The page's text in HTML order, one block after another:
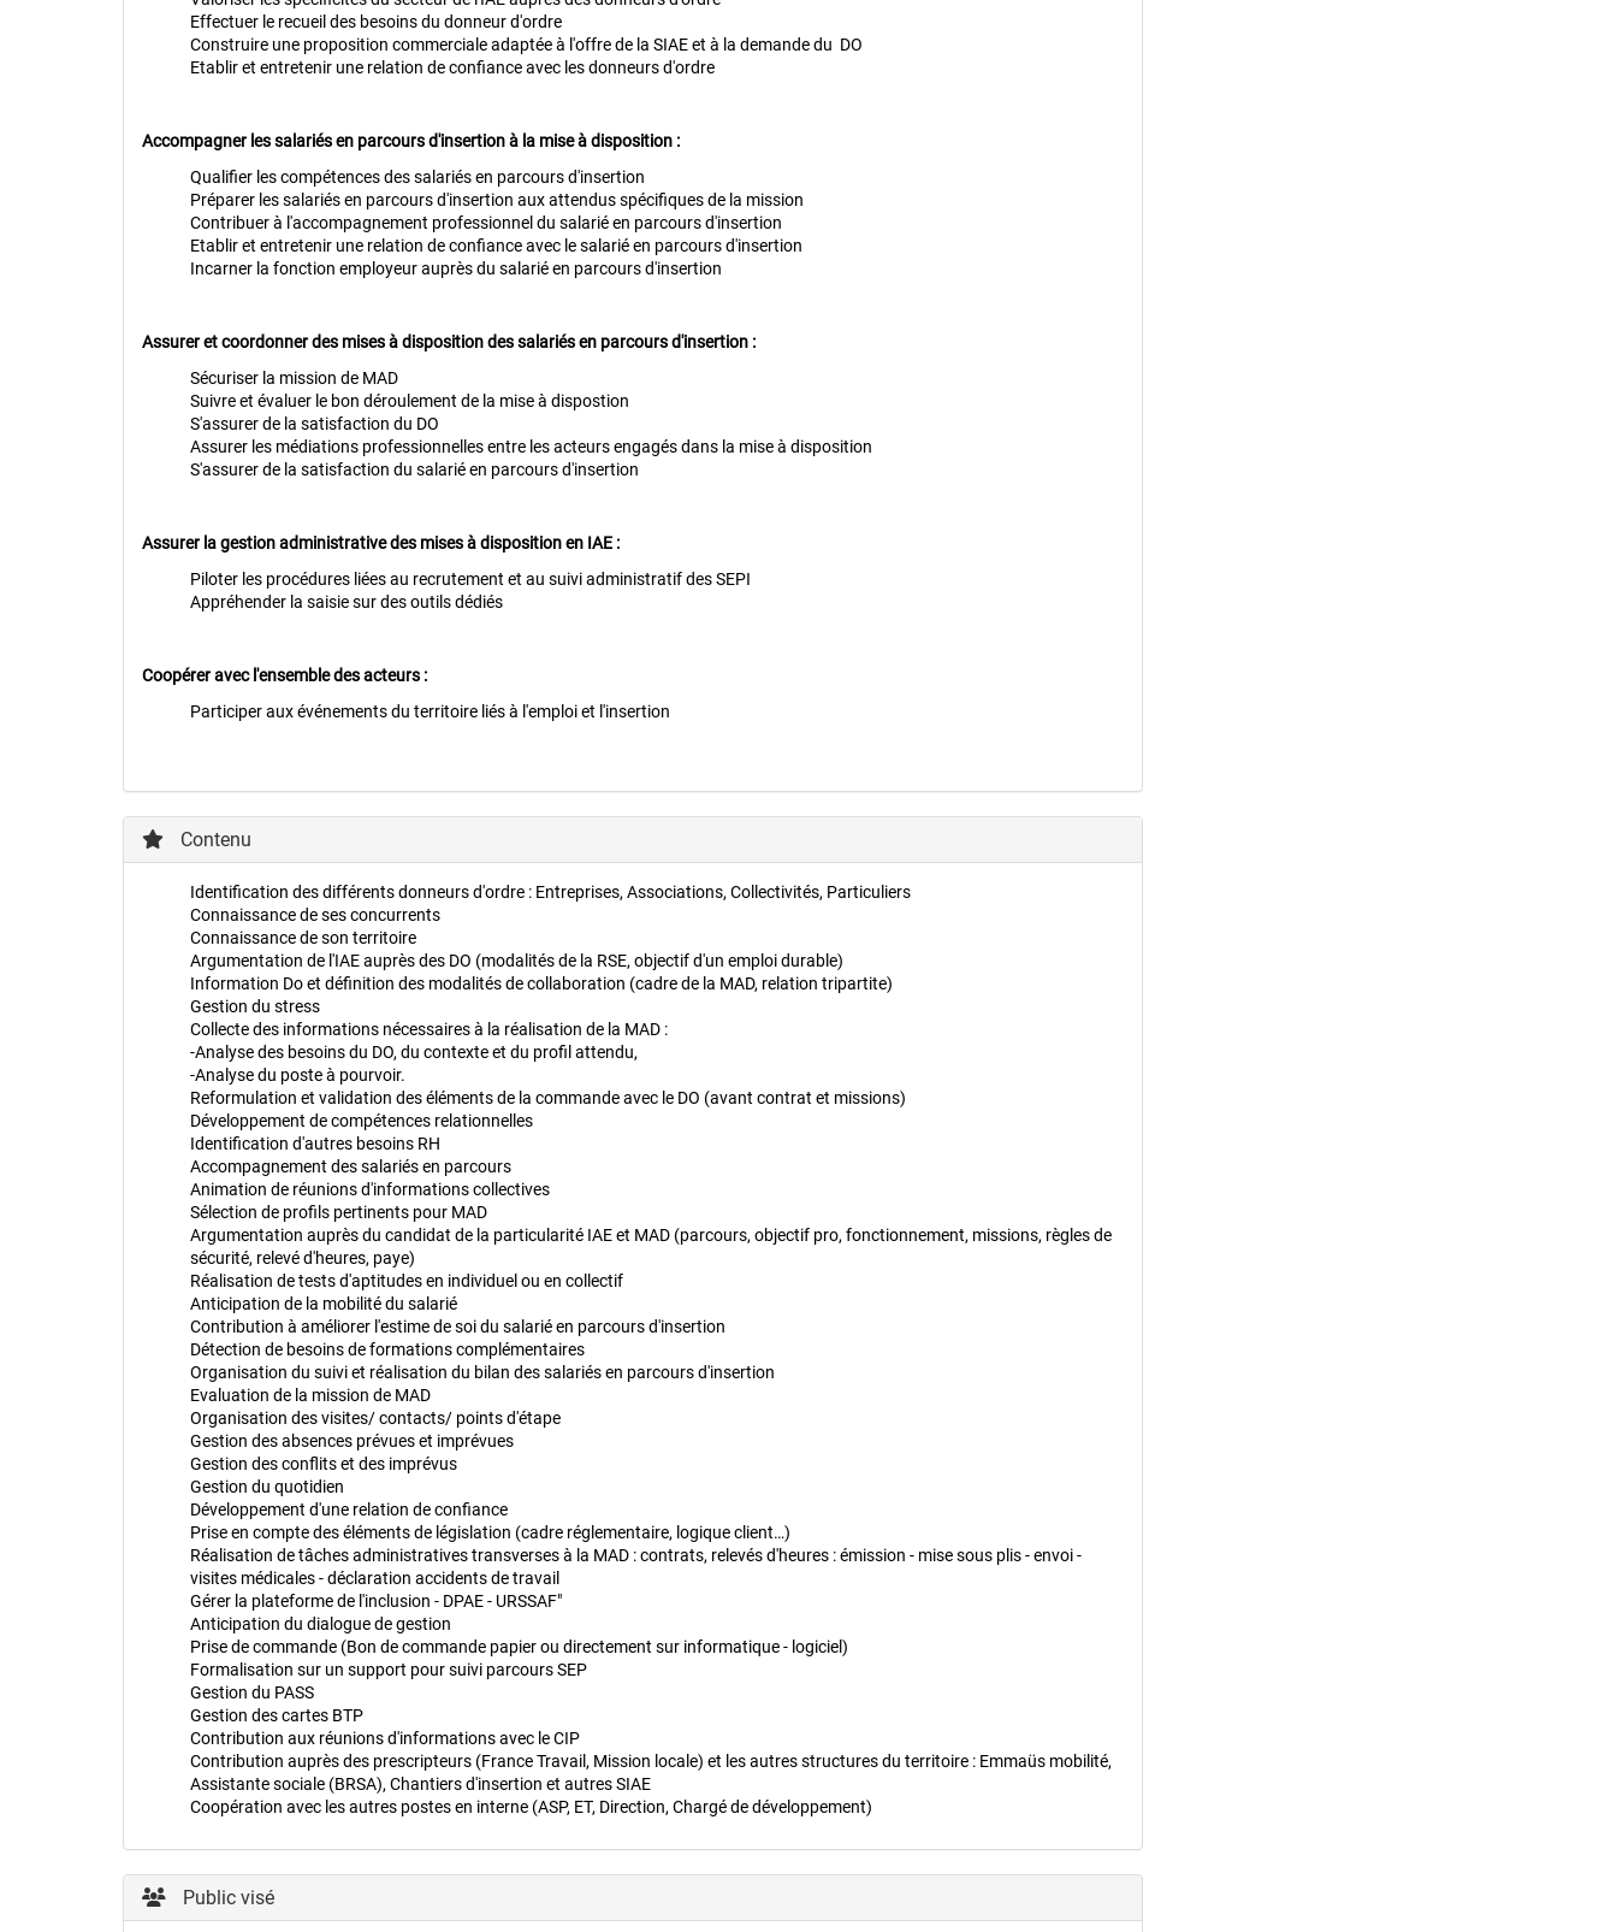
Effectuer le recueil des besoins du donneur d'ordre
Construire une proposition commerciale adaptée à l'offre de la SIAE et à la demande du DO
Etablir et entretenir une relation de confiance avec les donneurs d'ordre
Accompagner les salariés en parcours d'insertion à la mise à disposition :
Qualifier les compétences des salariés en parcours d'insertion
Préparer les salariés en parcours d'insertion aux attendus spécifiques de la mission
Contribuer à l'accompagnement professionnel du salarié en parcours d'insertion
Etablir et entretenir une relation de confiance avec le salarié en parcours d'insertion
Incarner la fonction employeur auprès du salarié en parcours d'insertion
Assurer et coordonner des mises à disposition des salariés en parcours d'insertion :
Sécuriser la mission de MAD
Suivre et évaluer le bon déroulement de la mise à dispostion
S'assurer de la satisfaction du DO
Assurer les médiations professionnelles entre les acteurs engagés dans la mise à disposition
S'assurer de la satisfaction du salarié en parcours d'insertion
Assurer la gestion administrative des mises à disposition en IAE :
Piloter les procédures liées au recrutement et au suivi administratif des SEPI
Appréhender la saisie sur des outils dédiés
Coopérer avec l'ensemble des acteurs :
Participer aux événements du territoire liés à l'emploi et l'insertion
Contenu
Identification des différents donneurs d'ordre : Entreprises, Associations, Collectivités, Particuliers
Connaissance de ses concurrents
Connaissance de son territoire
Argumentation de l'IAE auprès des DO (modalités de la RSE, objectif d'un emploi durable)
Information Do et définition des modalités de collaboration (cadre de la MAD, relation tripartite)
Gestion du stress
Collecte des informations nécessaires à la réalisation de la MAD :
-Analyse des besoins du DO, du contexte et du profil attendu,
-Analyse du poste à pourvoir.
Reformulation et validation des éléments de la commande avec le DO (avant contrat et missions)
Développement de compétences relationnelles
Identification d'autres besoins RH
Accompagnement des salariés en parcours
Animation de réunions d'informations collectives
Sélection de profils pertinents pour MAD
Argumentation auprès du candidat de la particularité IAE et MAD (parcours, objectif pro, fonctionnement, missions, règles de
sécurité, relevé d'heures, paye)
Réalisation de tests d'aptitudes en individuel ou en collectif
Anticipation de la mobilité du salarié
Contribution à améliorer l'estime de soi du salarié en parcours d'insertion
Détection de besoins de formations complémentaires
Organisation du suivi et réalisation du bilan des salariés en parcours d'insertion
Evaluation de la mission de MAD
Organisation des visites/ contacts/ points d'étape
Gestion des absences prévues et imprévues
Gestion des conflits et des imprévus
Gestion du quotidien
Développement d'une relation de confiance
Prise en compte des éléments de législation (cadre réglementaire, logique client…)
Réalisation de tâches administratives transverses à la MAD : contrats, relevés d'heures : émission - mise sous plis - envoi -
visites médicales - déclaration accidents de travail
Gérer la plateforme de l'inclusion - DPAE - URSSAF"
Anticipation du dialogue de gestion
Prise de commande (Bon de commande papier ou directement sur informatique - logiciel)
Formalisation sur un support pour suivi parcours SEP
Gestion du PASS
Gestion des cartes BTP
Contribution aux réunions d'informations avec le CIP
Contribution auprès des prescripteurs (France Travail, Mission locale) et les autres structures du territoire : Emmaüs mobilité,
Assistante sociale (BRSA), Chantiers d'insertion et autres SIAE
Coopération avec les autres postes en interne (ASP, ET, Direction, Chargé de développement)
Public visé